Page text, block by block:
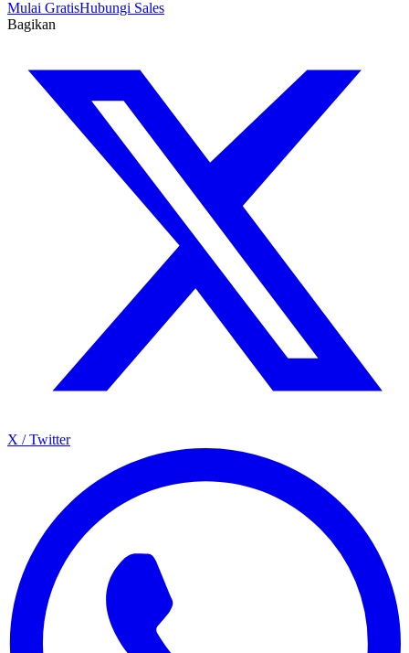
Mulai GratisHubungi Sales
Bagikan
X / Twitter